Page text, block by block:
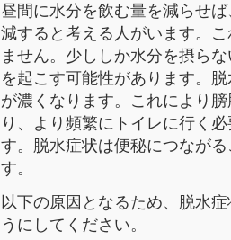
昼間に水分を飲む量を減らせ
減すると考える人がいます。こ
ません。少ししか水分を摂ら
を起こす可能性があります。
が濃くなります。これにより
り、より頻繁にトイレに行く
す。脱水症状は便秘につながる
す。
以下の原因となるため、脱水症
うにしてください。